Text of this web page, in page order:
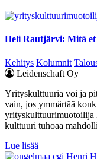
Heli Rautjärvi: Mitä et
Kehitys Kolumnit
Leidenschaft Oy
Yrityskulttuuria voi ja
vain, jos ymmärtää
yrityskulttuurimuotoilija
kulttuuri tuhoaa
Lue lisää